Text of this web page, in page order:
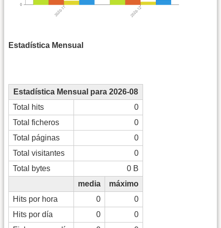
Estadística Mensual
Estadística Mensual para 2026-08
Total hits
0
Total ficheros
0
Total páginas
0
Total visitantes
0
Total bytes
0 B
media
máximo
Hits por hora
0
0
Hits por día
0
0